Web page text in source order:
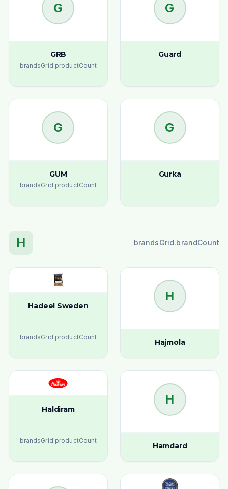
G
GRB
brandsGrid.productCount
G
Guard
G
GUM
brandsGrid.productCount
G
Gurka
H brandsGrid.brandCount
Hadeel Sweden
brandsGrid.productCount
H
Hajmola
Haldiram
brandsGrid.productCount
H
Hamdard